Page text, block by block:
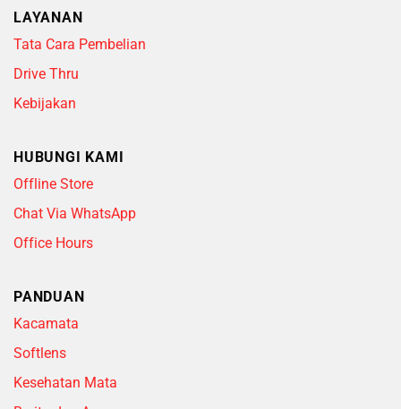
LAYANAN
Tata Cara Pembelian
Drive Thru
Kebijakan
HUBUNGI KAMI
Offline Store
Chat Via WhatsApp
Office Hours
PANDUAN
Kacamata
Softlens
Kesehatan Mata